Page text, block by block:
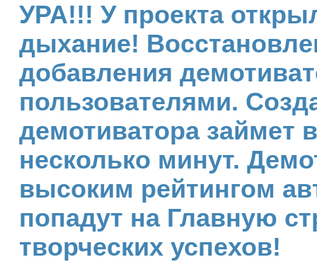
УРА!!! У проекта
дыхание!
добавления
пользователями.
демотиватора займет
несколько минут.
высоким рейтингом
попадут на Главную
творческих успехов!